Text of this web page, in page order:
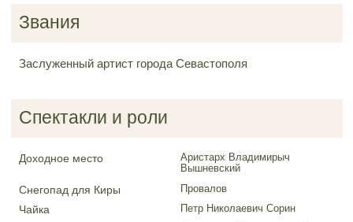
Звания
Заслуженный артист города Севастополя
Спектакли и роли
Доходное место
Аристарх Владимирыч
Вышневский
Снегопад для Киры Провалов
Чайка Петр Николаевич Сорин